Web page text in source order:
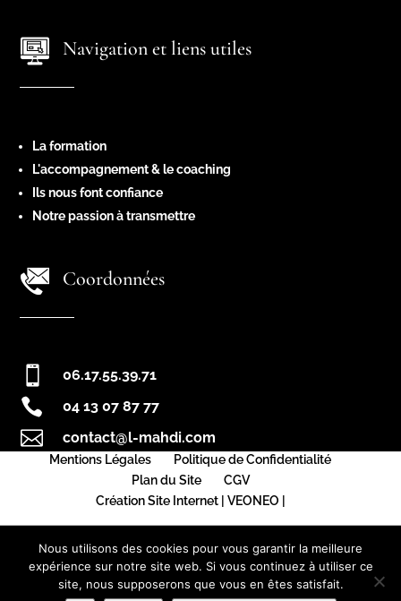
Navigation et liens utiles
La formation
L'accompagnement & le coaching
Ils nous font confiance
Notre passion à transmettre
Coordonnées
 06.17.55.39.71
 04 13 07 87 77
 contact@l-mahdi.com
Mentions Légales
Politique de Confidentialité
Plan du Site
CGV
Création Site Internet | VEONEO |
Nous utilisons des cookies pour vous garantir la meilleure
expérience sur notre site web. Si vous continuez à utiliser ce
site, nous supposerons que vous en êtes satisfait.